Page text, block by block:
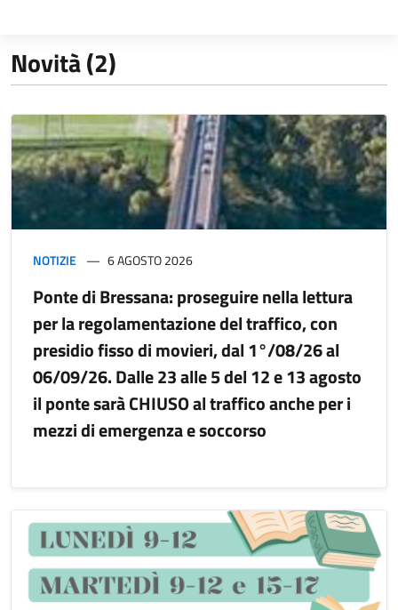
Novità (2)
NOTIZIE 6 AGOSTO 2026
Ponte di Bressana: proseguire nella lettura
per la regolamentazione del traffico, con
presidio fisso di movieri, dal 1°/08/26 al
06/09/26. Dalle 23 alle 5 del 12 e 13 agosto
il ponte sarà CHIUSO al traffico anche per i
mezzi di emergenza e soccorso